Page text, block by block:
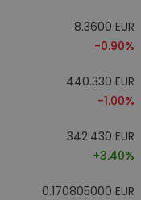
8.3600 EUR
-0.90%
440.330 EUR
-1.00%
342.430 EUR
+3.40%
0.170805000 EUR